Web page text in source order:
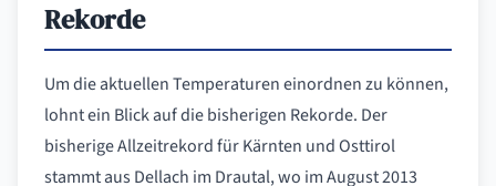
Rekorde
Um die aktuellen Temperaturen einordnen zu können,
lohnt ein Blick auf die bisherigen Rekorde. Der
bisherige Allzeitrekord für Kärnten und Osttirol
stammt aus Dellach im Drautal, wo im August 2013